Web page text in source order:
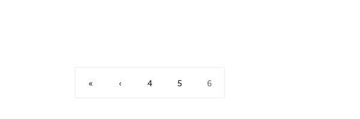
« ‹ 4 5 6